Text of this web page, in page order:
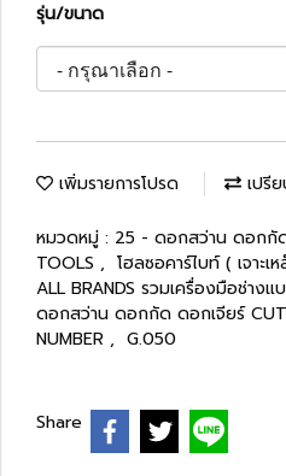
รุ่น/ขนาด
เพิ่มรายการโปรด เปรี
หมวดหมู่ : 25 - ดอกสว่าน ดอกกั
TOOLS , โฮลซอคาร์ไบท์ ( เจาะ
ALL BRANDS รวมเครื่องมือช่างแ
ดอกสว่าน ดอกกัด ดอกเจียร์
NUMBER , G.050
Share